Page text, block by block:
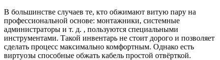
В большинстве случаев те, кто обжимают витую пару на
профессиональной основе: монтажники, системные
администраторы и т. д. , пользуются специальными
инструментами. Такой инвентарь не стоит дорого и позволяет
сделать процесс максимально комфортным. Однако есть
виртуозы способные обжать кабель простой отвёрткой.